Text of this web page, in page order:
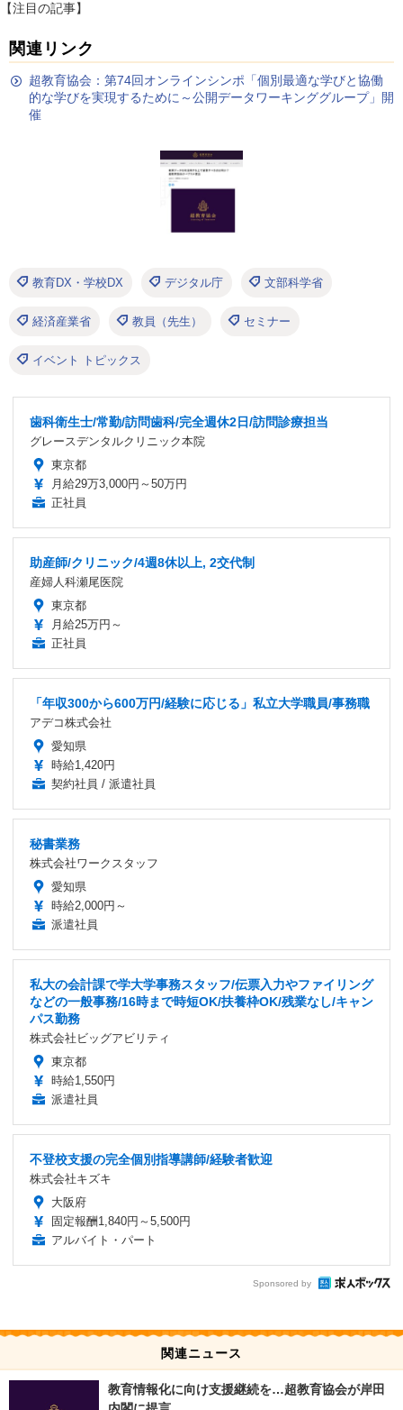
【注目の記事】
関連リンク
超教育協会：第74回オンラインシンポ「個別最適な学びと協働
的な学びを実現するために～公開データワーキンググループ」開
催
教育DX・学校DX デジタル庁 文部科学省
経済産業省 教員（先生） セミナー
イベント トピックス
歯科衛生士/常勤/訪問歯科/完全週休2日/訪問診療担当
グレースデンタルクリニック本院
東京都
月給29万3,000円～50万円
正社員
助産師/クリニック/4週8休以上, 2交代制
産婦人科瀬尾医院
東京都
月給25万円～
正社員
「年収300から600万円/経験に応じる」私立大学職員/事務職
アデコ株式会社
愛知県
時給1,420円
契約社員 / 派遣社員
秘書業務
株式会社ワークスタッフ
愛知県
時給2,000円～
派遣社員
私大の会計課で学大学事務スタッフ/伝票入力やファイリング
などの一般事務/16時まで時短OK/扶養枠OK/残業なし/キャン
パス勤務
株式会社ビッグアビリティ
東京都
時給1,550円
派遣社員
不登校支援の完全個別指導講師/経験者歓迎
株式会社キズキ
大阪府
固定報酬1,840円～5,500円
アルバイト・パート
Sponsored by
関連ニュース
教育情報化に向け支援継続を…超教育協会が岸田